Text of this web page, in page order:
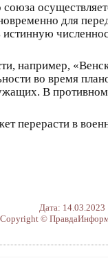
союза
для
истинную
например,
во время
В
перерасти в
Дата:
Copyright ©